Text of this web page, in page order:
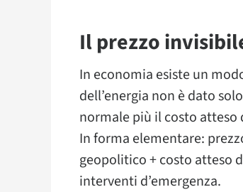
Il prezzo
In economia esiste un
dell’energia non è dato
normale più il costo
In forma elementare:
geopolitico + costo atteso
interventi d’emergenza.